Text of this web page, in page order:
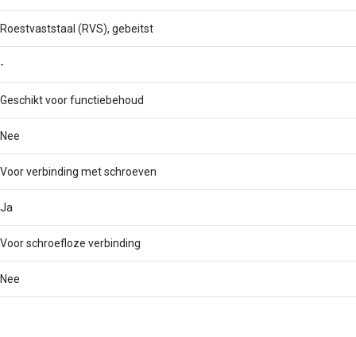
Roestvaststaal (RVS), gebeitst
-
Geschikt voor functiebehoud
Nee
Voor verbinding met schroeven
Ja
Voor schroefloze verbinding
Nee